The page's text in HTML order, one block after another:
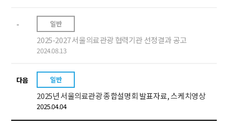
- 일반
2025-2027 서울의료관광 협력기관 선정결과 공고
2024.08.13
다음 일반
2025년 서울의료관광 종합설명회 발표자료, 스케치영상
2025.04.04